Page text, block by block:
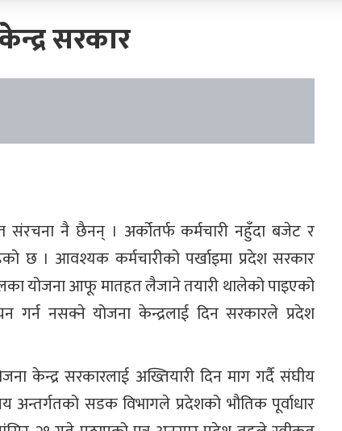
सरकार
नै छैनन् । अर्कोतर्फ कर्मचारी नहुँदा बजेट र
छ । आवश्यक कर्मचारीको पर्खाइमा प्रदेश सरकार
योजना आफू मातहत लैजाने तयारी थालेको पाइएको
गर्न नसक्ने योजना केन्द्रलाई दिन सरकारले प्रदेश
केन्द्र सरकारलाई अख्तियारी दिन माग गर्दै संघीय
अन्तर्गतको सडक विभागले प्रदेशको भौतिक पूर्वाधार